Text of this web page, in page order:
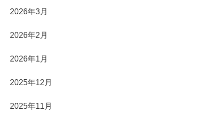
2026年3月
2026年2月
2026年1月
2025年12月
2025年11月